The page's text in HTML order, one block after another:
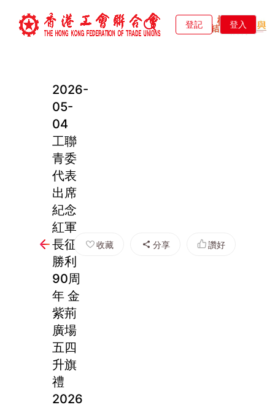
登記 登入
2026-
05-
04
工聯
青委
代表
出席
紀念
紅軍
長征
勝利
90周
年 金
紫荊
廣場
五四
升旗
禮
2026
收藏 分享 讚好